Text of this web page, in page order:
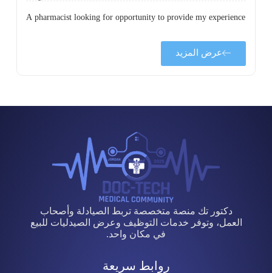
A pharmacist looking for opportunity to provide my experience
عرض المزيد
دكتور تك منصة متخصصة تربط الصيادلة وأصحاب
العمل، وتوفر خدمات التوظيف وعرض الصيدليات للبيع
في مكان واحد.
روابط سريعة